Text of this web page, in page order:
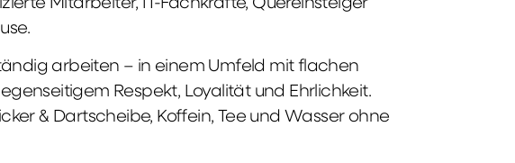
Mitarbeiter, IT-Fachkräfte, Quereinsteiger
arbeiten – in einem Umfeld mit flachen
Respekt, Loyalität und Ehrlichkeit.
& Dartscheibe, Koffein, Tee und Wasser ohne